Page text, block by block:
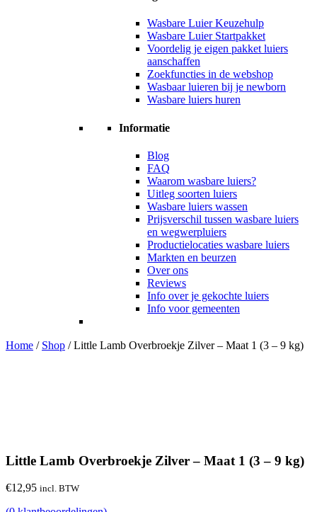
Wasbare Luier Keuzehulp
Wasbare Luier Startpakket
Voordelig je eigen pakket luiers
aanschaffen
Zoekfuncties in de webshop
Wasbaar luieren bij je newborn
Wasbare luiers huren
Informatie
Blog
FAQ
Waarom wasbare luiers?
Uitleg soorten luiers
Wasbare luiers wassen
Prijsverschil tussen wasbare luiers
en wegwerpluiers
Productielocaties wasbare luiers
Markten en beurzen
Over ons
Reviews
Info over je gekochte luiers
Info voor gemeenten
Home / Shop /Little Lamb Overbroekje Zilver – Maat 1 (3 – 9 kg)
Little Lamb Overbroekje Zilver – Maat 1 (3 – 9 kg)
€12,95 incl. BTW